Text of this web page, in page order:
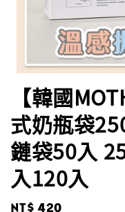
【韓國
式奶瓶袋
鏈袋50入
入120入
Regular
NT$ 420